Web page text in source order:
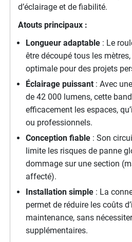
d’éclairage et de fiabilité.
Atouts principaux :
Longueur adaptable: Le
être découpé tous les
optimale pour des projets
Éclairage puissant: Avec
de 42 000 lumens, cette
efficacement les espaces,
ou professionnels.
Conception fiable: Son
limite les risques de panne
dommage sur une section
affecté).
Installation simple: La
permet de réduire les coûts
maintenance, sans
supplémentaires.